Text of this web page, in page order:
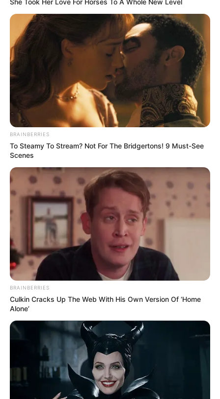
She Took Her Love For Horses To A Whole New Level
BRAINBERRIES
To Steamy To Stream? Not For The Bridgertons! 9 Must-See
Scenes
BRAINBERRIES
Culkin Cracks Up The Web With His Own Version Of ‘Home
Alone’